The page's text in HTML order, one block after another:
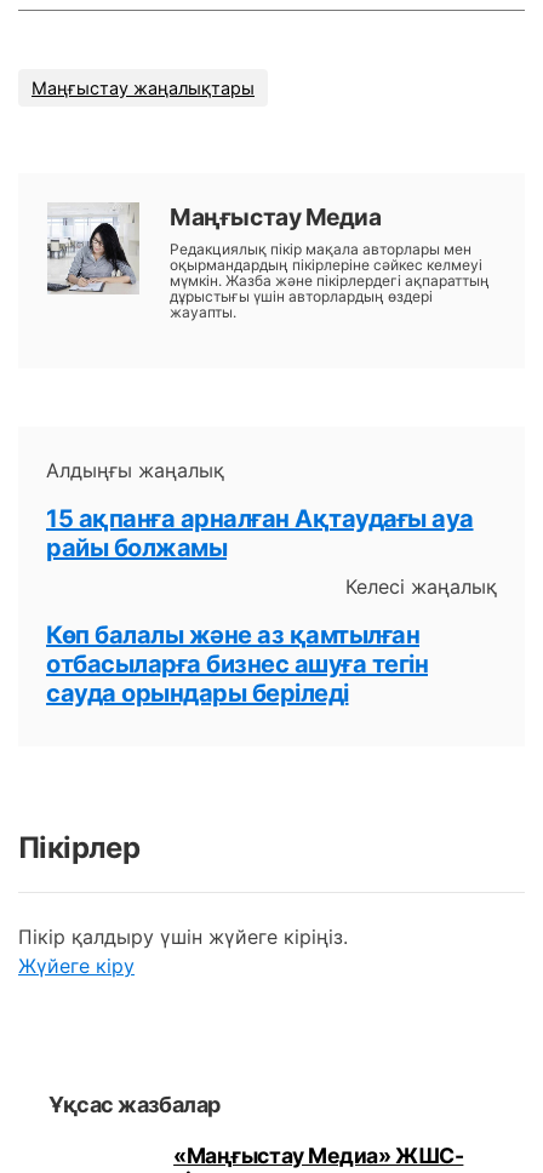
Маңғыстау жаңалықтары
Маңғыстау Медиа
Редакциялық пікір мақала авторлары мен
оқырмандардың пікірлеріне сәйкес келмеуі
мүмкін. Жазба және пікірлердегі ақпараттың
дұрыстығы үшін авторлардың өздері
жауапты.
Алдыңғы жаңалық
15 ақпанға арналған Ақтаудағы ауа
райы болжамы
Келесі жаңалық
Көп балалы және аз қамтылған
отбасыларға бизнес ашуға тегін
сауда орындары беріледі
Пікірлер
Пікір қалдыру үшін жүйеге кіріңіз.
Жүйеге кіру
Ұқсас жазбалар
«Маңғыстау Медиа» ЖШС-